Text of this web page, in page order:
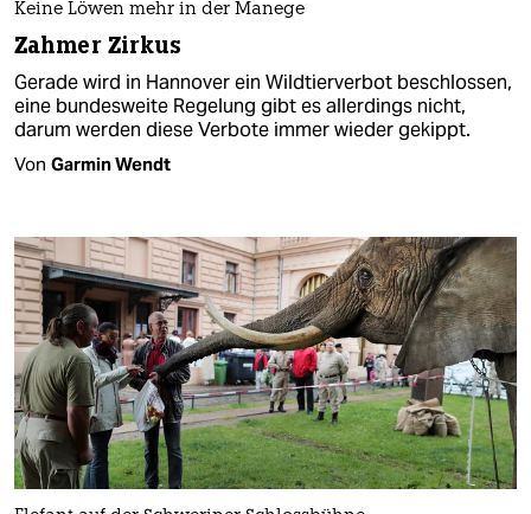
Keine Löwen mehr in der Manege
Zahmer Zirkus
Gerade wird in Hannover ein Wildtierverbot beschlossen,
eine bundesweite Regelung gibt es allerdings nicht,
darum werden diese Verbote immer wieder gekippt.
Von Garmin Wendt